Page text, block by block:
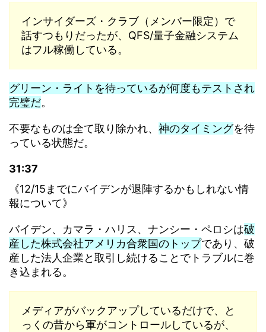
インサイダーズ・クラブ（メンバー限定）で
話すつもりだったが、QFS/量子金融システム
はフル稼働している。
グリーン・ライトを待っているが何度もテストされ
完璧だ。
不要なものは全て取り除かれ、 神のタイミングを待
っている状態だ。
31:37
《12/15までにバイデンが退陣するかもしれない情
報について》
バイデン、カマラ・ハリス、ナンシー・ペロシは破
産した株式会社アメリカ合衆国のトップであり、破
産した法人企業と取引し続けることでトラブルに巻
き込まれる。
メディアがバックアップしているだけで、と
っくの昔から軍がコントロールしているが、